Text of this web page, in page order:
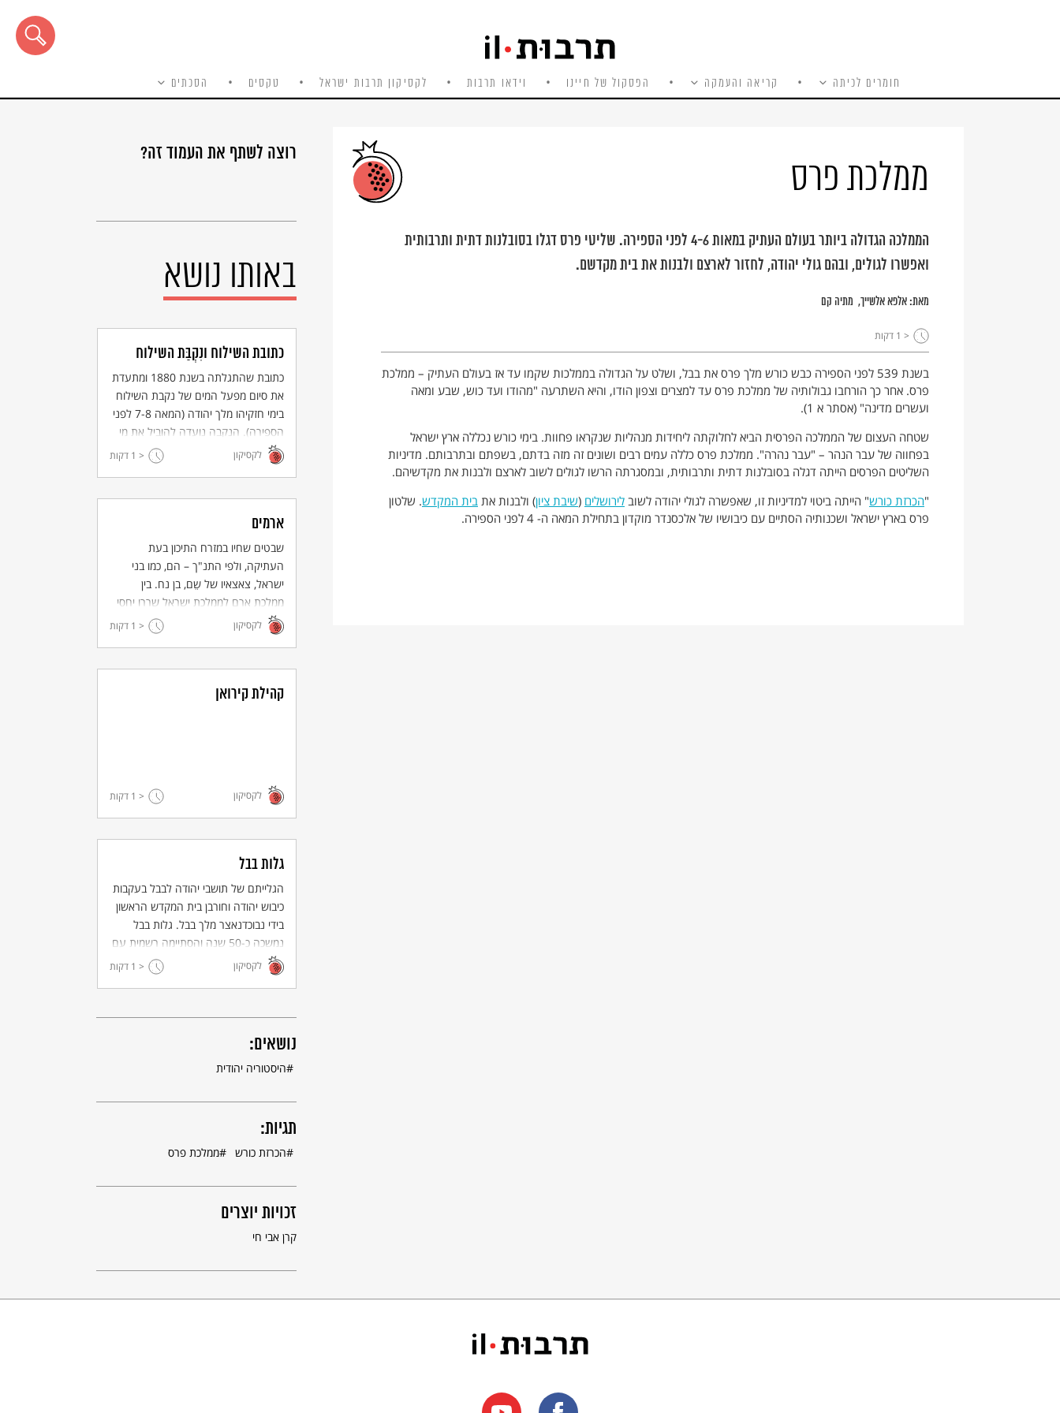
חומרים לכיתה קריאה והעמקה הפסקול של חיינו וידאו תרבות לקסיקון תרבות ישראל טקסים הסכתים
ממלכת פרס
הממלכה הגדולה ביותר בעולם העתיק במאות 4-6 לפני הספירה. שליטי פרס דגלו בסובלנות דתית ותרבותית
ואפשרו לגולים, ובהם גולי יהודה, לחזור לארצם ולבנות את בית מקדשם.
מאת:אלפא אלשייך מתיה קם
< 1 דקות
בשנת 539 לפני הספירה כבש כורש מלך פרס את בבל, ושלט על הגדולה בממלכות שקמו עד אז בעולם העתיק – ממלכת
פרס. אחר כך הורחבו גבולותיה של ממלכת פרס עד למצרים וצפון הודו, והיא השתרעה "מהודו ועד כוש, שבע ומאה
ועשרים מדינה" (אסתר א 1).
שטחה העצום של הממלכה הפרסית הביא לחלוקתה ליחידות מנהליות שנקראו פחוות. בימי כורש נכללה ארץ ישראל
בפחווה של עבר הנהר – "עבר נהרה". ממלכת פרס כללה עמים רבים ושונים זה מזה בדתם, בשפתם ובתרבותם. מדיניות
השליטים הפרסים הייתה דגלה בסובלנות דתית ותרבותית, ובמסגרתה הרשו לגולים לשוב לארצם ולבנות את מקדשיהם.
"הכרזת כורש" הייתה ביטוי למדיניות זו, שאפשרה לגולי יהודה לשוב לירושלים (שיבת ציון) ולבנות את בית המקדש. שלטון
פרס בארץ ישראל ושכנותיה הסתיים עם כיבושיו של אלכסנדר מוקדון בתחילת המאה ה- 4 לפני הספירה.
רוצה לשתף את העמוד זה?
באותו נושא
כתובת השילוח ונִקְבַּת השילוח
כתובת שהתגלתה בשנת 1880 ומתעדת
את סיום מפעל המים של נקבת השילוח
בימי חזקיהו מלך יהודה (המאה 7-8 לפני
הספירה). הנקבה נועדה להוביל את מי
נחל הגיחון, שהיה אז מחוץ לחומת
ירושלים, אל תוך העיר בזמן המצור
לקסיקון < 1 דקות
ארמים
שבטים שחיו במזרח התיכון בעת
העתיקה, ולפי התנ"ך – הם, כמו בני
ישראל, צאצאיו של שֵם, בן נח. בין
ממלכת ארם לממלכת ישראל שררו יחסי
עוינות ומלחמה. וכמו ממלכת ישראל
(להבדיל מממלכת יהודה), ירדה ארם
(המאה ה-8 לפני הספירה).
לקסיקון < 1 דקות
קהילת קירואן
לקסיקון < 1 דקות
גלות בבל
הגלייתם של תושבי יהודה לבבל בעקבות
כיבוש יהודה וחורבן בית המקדש הראשון
בידי נבוכדנאצר מלך בבל. גלות בבל
נמשכה כ-50 שנה והסתיימה רשמית עם
כיבוש בבל בידי כורש מלך פרס.
לקסיקון < 1 דקות
נושאים:
היסטוריה יהודית
תגיות:
הכרזת כורש ממלכת פרס
זכויות יוצרים
קרן אבי חי